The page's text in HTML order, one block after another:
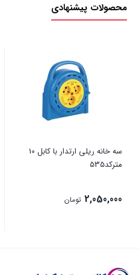
محصولات پیشنهادی
سه خانه ریلی ارتدار با کابل 10
مترکد535
2,050,000 تومان